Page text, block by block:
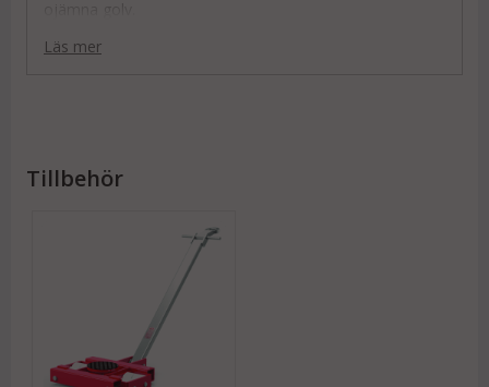
Med slitstarka, icke-märkande hjul och låg lasthöjd på
Läs mer
Tillbehör